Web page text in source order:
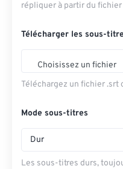
répliquer à partir du
Télécharger les sous-
Choisissez un fichier
Téléchargez un fichier .srt
Mode sous-titres
Dur
Les sous-titres durs,